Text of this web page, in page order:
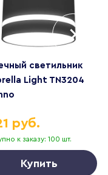
светильник
Light TN3204
к заказу: 100 шт.
руб.
Купить